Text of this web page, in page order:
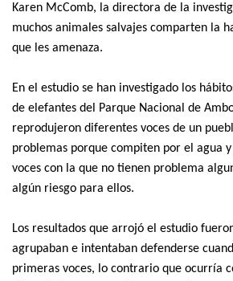
Karen McComb, la directora de la
muchos animales salvajes comparten la
que les amenaza.
En el estudio se han investigado los
de elefantes del Parque Nacional de
reprodujeron diferentes voces de un
problemas porque compiten por el agua
voces con la que no tienen problema
algún riesgo para ellos.
Los resultados que arrojó el estudio
agrupaban e intentaban defenderse
primeras voces, lo contrario que ocurría